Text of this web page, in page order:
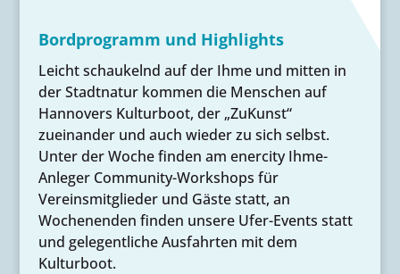
Bordprogramm und Highlights
Leicht schaukelnd auf der Ihme und mitten in
der Stadtnatur kommen die Menschen auf
Hannovers Kulturboot, der „ZuKunst“
zueinander und auch wieder zu sich selbst.
Unter der Woche finden am enercity Ihme-
Anleger Community-Workshops für
Vereinsmitglieder und Gäste statt, an
Wochenenden finden unsere Ufer-Events statt
und gelegentliche Ausfahrten mit dem
Kulturboot.